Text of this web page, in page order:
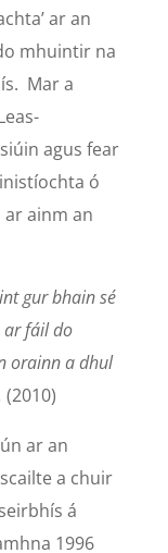
ar an
mhuintir na
Mar a
agus fear
ó
ar ainm an
gur bhain sé
ar fáil do
orainn a dhul
(2010)
ar an
a chuir
á
1996